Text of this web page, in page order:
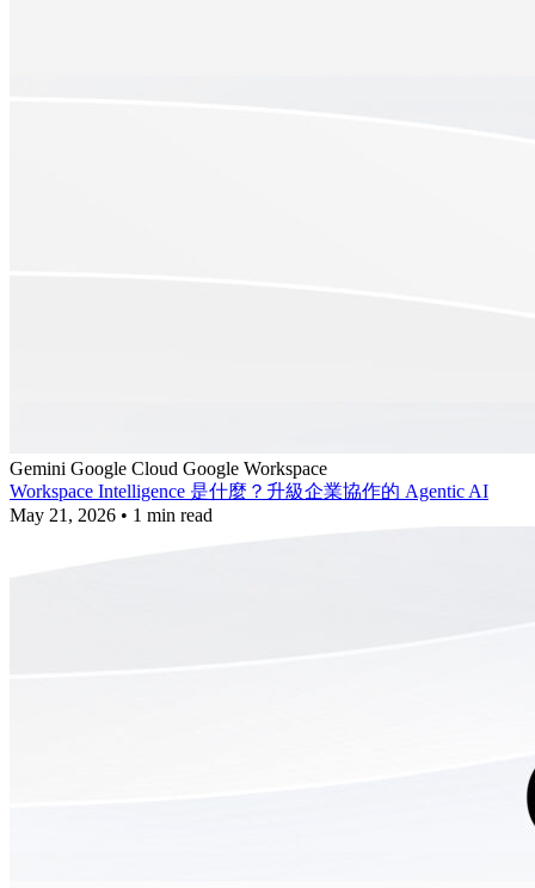
Gemini Google Cloud Google Workspace
Workspace Intelligence 是什麼？升級企業協作的 Agentic AI
May 21, 2026 • 1 min read